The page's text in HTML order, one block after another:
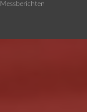
Messberichten